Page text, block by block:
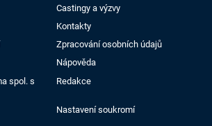
Castingy a výzvy
Kontakty
Zpracování osobních údajů
Nápověda
spol. s
Redakce
Nastavení soukromí